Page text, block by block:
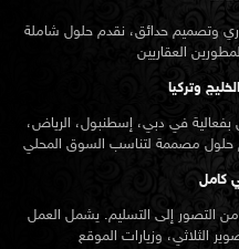
وتصميم حدائق، نقدم حلول شاملة
وتركيا
بفعالية في دبي، إسطنبول، الرياض،
كامل
التصور إلى التسليم. يشمل العمل